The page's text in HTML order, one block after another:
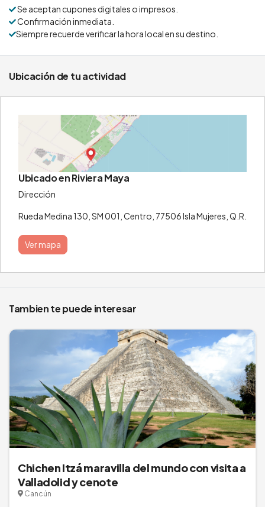
Se aceptan cupones digitales o impresos.
Confirmación inmediata.
Siempre recuerde verificar la hora local en su destino.
Ubicación de tu actividad
Ubicado en Riviera Maya
Dirección
Rueda Medina 130, SM 001, Centro, 77506 Isla Mujeres, Q.R.
Ver mapa
Tambien te puede interesar
Chichen Itzá maravilla del mundo con visita a
Valladolid y cenote
Cancún